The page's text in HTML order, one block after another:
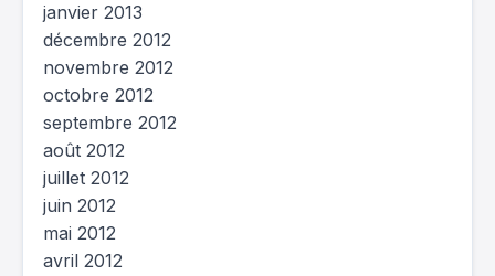
janvier 2013
décembre 2012
novembre 2012
octobre 2012
septembre 2012
août 2012
juillet 2012
juin 2012
mai 2012
avril 2012